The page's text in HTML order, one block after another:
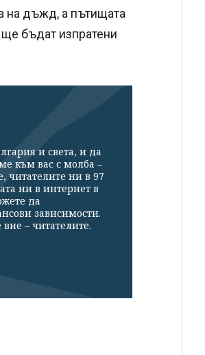
на дъжд, а пътищата
бъдат изпратени
и света, и да
към вас с молба –
читателите ни в 97
ни в интернет в
да
зависимости.
– читателите.